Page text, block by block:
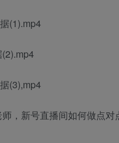
(1).mp4
(3),mp4
，新号直播间如何做点